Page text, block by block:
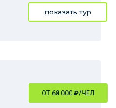
показать тур
ОТ 68 000₽/ЧЕЛ